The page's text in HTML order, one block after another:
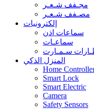
مجـفف شـعـر
مصـفف شـعـر
إلكترونيات
سماعات اذن
سماعـات
سـمـارت
المنزل الذكي
Home
Smart Lock
Smart Electric
Camera
Safety Sensors